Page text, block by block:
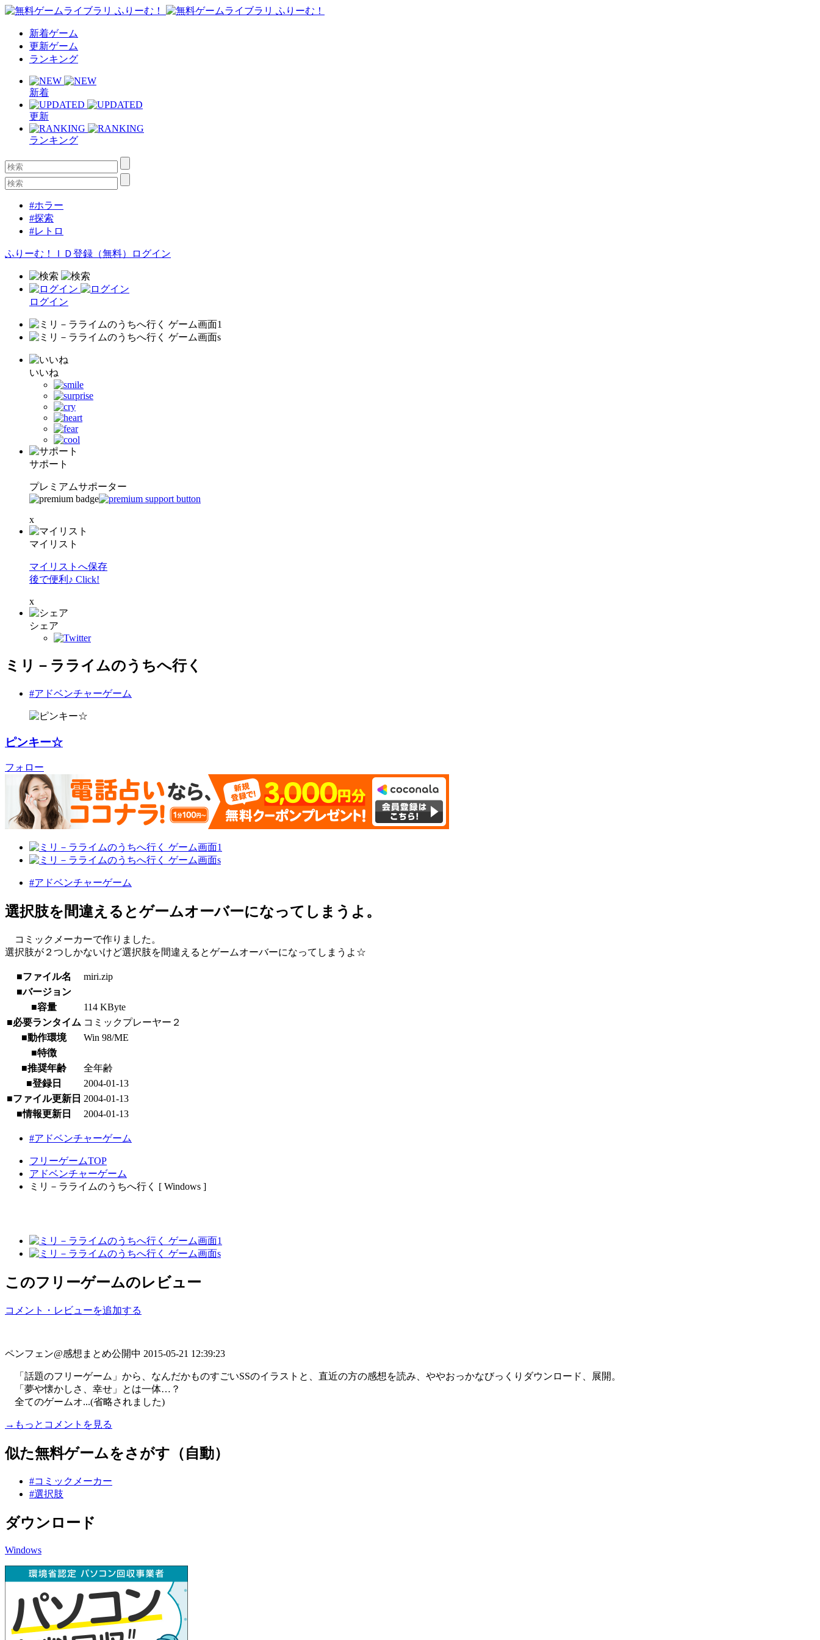
新着ゲーム
更新ゲーム
ランキング
新着
更新
ランキング
#ホラー
#探索
#レトロ
ふりーむ！ＩＤ登録（無料） ログイン
ログイン
いいね
サポート
プレミアムサポーター
x
マイリスト
マイリストへ保存
後で便利♪ Click!
x
シェア
ミリ－ラライムのうちへ行く
#アドベンチャーゲーム
ピンキー☆
フォロー
#アドベンチャーゲーム
選択肢を間違えるとゲームオーバーになってしまうよ。
コミックメーカーで作りました。
選択肢が２つしかないけど選択肢を間違えるとゲームオーバーになってしまうよ☆
■ファイル名
miri.zip
■バージョン
■容量
114 KByte
■必要ランタイム コミックプレーヤー２
■動作環境
Win 98/ME
■特徴
■推奨年齢
全年齢
■登録日
2004-01-13
■ファイル更新日 2004-01-13
■情報更新日
2004-01-13
#アドベンチャーゲーム
フリーゲームTOP
アドベンチャーゲーム
ミリ－ラライムのうちへ行く [ Windows ]
このフリーゲームのレビュー
コメント・レビューを追加する
ペンフェン@感想まとめ公開中 2015-05-21 12:39:23
「話題のフリーゲーム」から、なんだかものすごいSSのイラストと、直近の方の感想を読み、ややおっかなびっくりダウンロード、展開。
「夢や懐かしさ、幸せ」とは一体…？
全てのゲームオ...(省略されました)
→もっとコメントを見る
似た無料ゲームをさがす（自動）
#コミックメーカー
#選択肢
ダウンロード
Windows